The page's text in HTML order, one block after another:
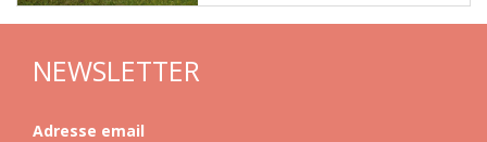
NEWSLETTER
Adresse email